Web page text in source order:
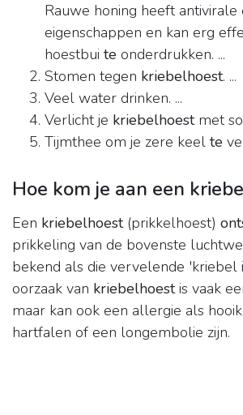
Rauwe honing heeft
eigenschappen en kan erg
hoestbui te onderdrukken. ...
Stomen tegen kriebelhoest. ...
Veel water drinken. ...
Verlicht je kriebelhoestmet
Tijmthee om je zere keel te
Hoe kom je aan een
Een kriebelhoest(prikkelhoest)
prikkeling van de bovenste
bekend als die vervelende 'kriebel
oorzaak van kriebelhoestis vaak
maar kan ook een allergie als
hartfalen of een longembolie zijn.